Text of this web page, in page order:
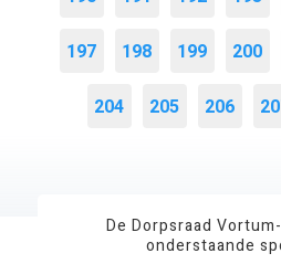
197 198 199 200
204 205 206
De Dorpsraad
onderstaande